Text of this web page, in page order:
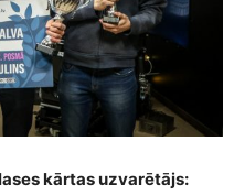
kārtas uzvarētājs: